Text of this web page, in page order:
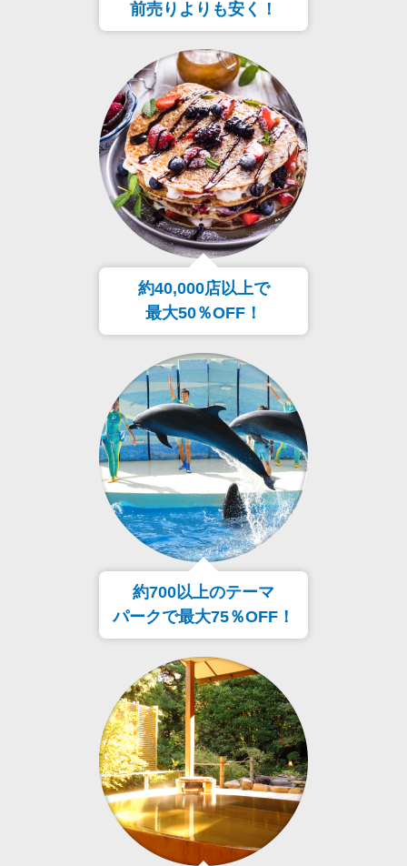
前売りよりも安く！
約40,000店以上で
最大50％OFF！
約700以上のテーマ
パークで最大75％OFF！